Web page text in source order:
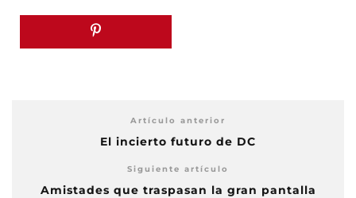
Artículo anterior
El incierto futuro de DC
Siguiente artículo
Amistades que traspasan la gran pantalla